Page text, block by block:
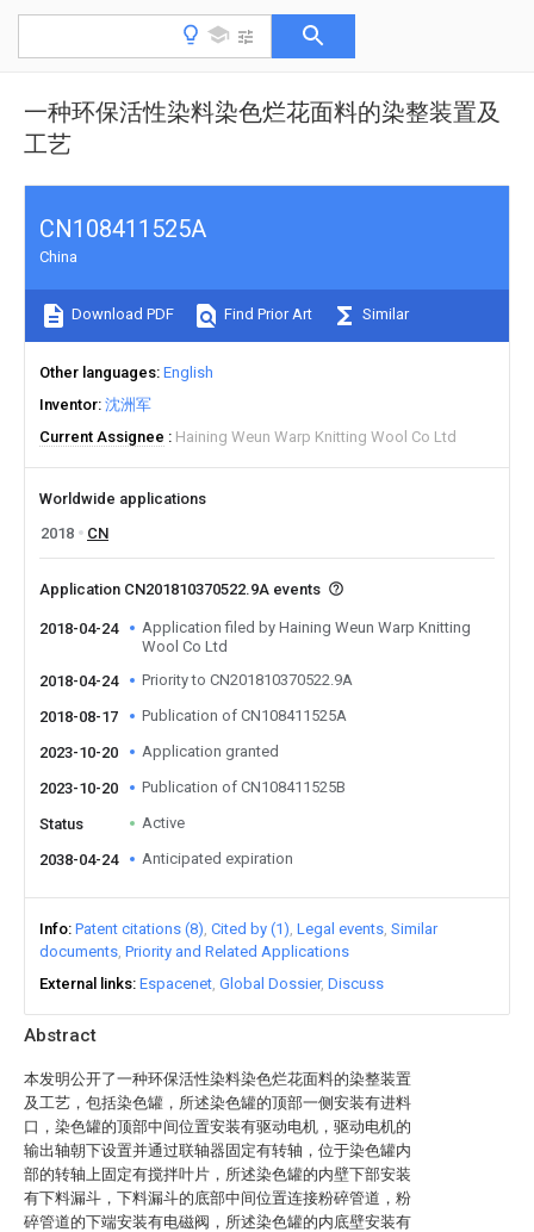
一种环保活性染料染色烂花面料的染整装置及
工艺
Abstract
本发明公开了一种环保活性染料染色烂花面料的染整装置
及工艺，包括染色罐，所述染色罐的顶部一侧安装有进料
口，染色罐的顶部中间位置安装有驱动电机，驱动电机的
输出轴朝下设置并通过联轴器固定有转轴，位于染色罐内
部的转轴上固定有搅拌叶片，所述染色罐的内壁下部安装
有下料漏斗，下料漏斗的底部中间位置连接粉碎管道，粉
碎管道的下端安装有电磁阀，所述染色罐的内底壁安装有
CN108411525A
China
Download PDF Find Prior Art Similar
Other languages English
Inventor 沈洲军
Current Assignee
Haining Weun Warp Knitting Wool Co Ltd
Worldwide applications
2018
CN
Application CN201810370522.9A events
2018-04-24
Application filed by Haining Weun Warp Knitting
Wool Co Ltd
2018-04-24
Priority to CN201810370522.9A
2018-08-17 Publication of CN108411525A
2023-10-20 Application granted
2023-10-20 Publication of CN108411525B
Status Active
2038-04-24 Anticipated expiration
Info Patent citations (8) Cited by (1) Legal events Similar
documents Priority and Related Applications
External links Espacenet Global Dossier Discuss